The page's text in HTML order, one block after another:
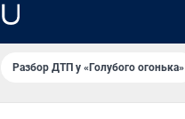
Разбор ДТП у «Голубого огонька»